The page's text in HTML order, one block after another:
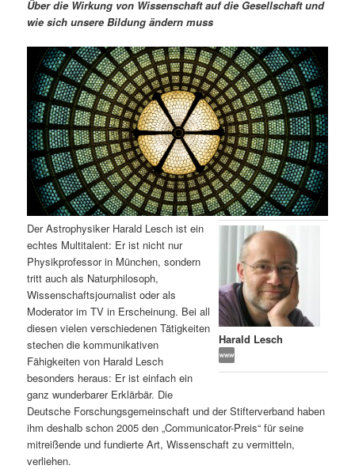
r
e
n
I
n
h
a
l
t
s
p
r
d
ä
r
e
n
I
n
h
a
l
t
s
n
a
a
t
i
o
n
Über die Wirkung von Wissenschaft auf die Gesellschaft und
wie sich unsere Bildung ändern muss
Harald Lesch
Der Astrophysiker Harald Lesch ist ein
echtes Multitalent: Er ist nicht nur
Physikprofessor in München, sondern
tritt auch als Naturphilosoph,
Wissenschaftsjournalist oder als
Moderator im TV in Erscheinung. Bei all
diesen vielen verschiedenen Tätigkeiten
stechen die kommunikativen
Fähigkeiten von Harald Lesch
besonders heraus: Er ist einfach ein
ganz wunderbarer Erklärbär. Die
Deutsche Forschungsgemeinschaft und der Stifterverband haben
ihm deshalb schon 2005 den „Communicator-Preis“ für seine
mitreißende und fundierte Art, Wissenschaft zu vermitteln,
verliehen.